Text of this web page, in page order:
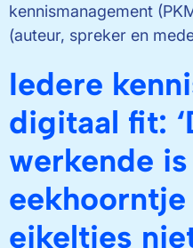
kennismanagement
(auteur, spreker en
Iedere
digitaal fit:
werkende
eikeltjes